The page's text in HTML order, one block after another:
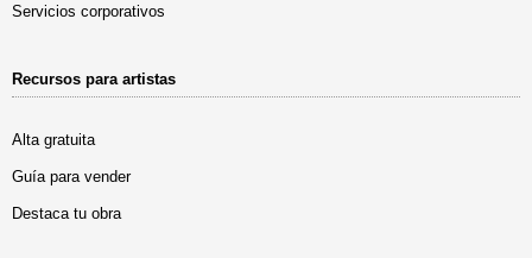
Servicios corporativos
Recursos para artistas
Alta gratuita
Guía para vender
Destaca tu obra